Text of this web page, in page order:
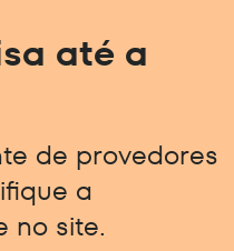
até a
de provedores
a
no site.